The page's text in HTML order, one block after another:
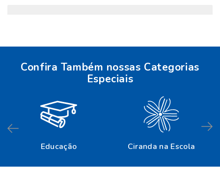
Confira Também nossas Categorias
Especiais